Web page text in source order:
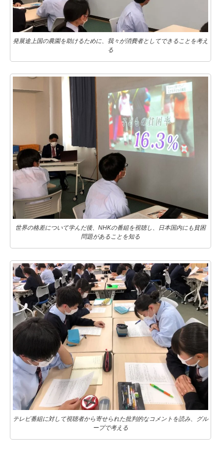
発展途上国の農園を助けるために、我々が消費者としてできることを考え
る
世界の格差について学んだ後、NHKの番組を視聴し、日本国内にも貧困
問題があることを知る
テレビ番組に対して視聴者から寄せられた批判的なコメントを読み、グル
ープで考える